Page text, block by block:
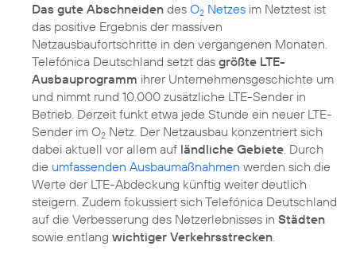
Das gute Abschneiden des O2 Netzes im Netztest ist
das positive Ergebnis der massiven
Netzausbaufortschritte in den vergangenen Monaten.
Telefónica Deutschland setzt das größte LTE-
Ausbauprogramm ihrer Unternehmens­geschichte um
und nimmt rund 10.000 zusätzliche LTE-Sender in
Betrieb. Derzeit funkt etwa jede Stunde ein neuer LTE-
Sender im O2 Netz. Der Netzausbau konzentriert sich
dabei aktuell vor allem auf ländliche Gebiete. Durch
die umfassenden Ausbaumaßnahmen werden sich die
Werte der LTE-Abdeckung künftig weiter deutlich
steigern. Zudem fokussiert sich Telefónica Deutschland
auf die Verbesserung des Netzerlebnisses in Städten
sowie entlang wichtiger Verkehrsstrecken